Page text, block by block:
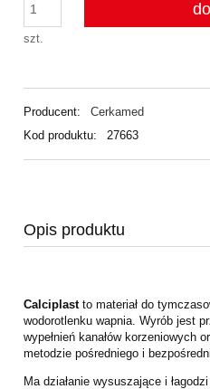
szt.
Producent:
Cerkamed
Kod produktu:
27663
Opis produktu
Calciplast to materiał do
wodorotlenku wapnia. Wyrób jest
wypełnień kanałów korzeniowych
metodzie pośredniego i
Ma działanie wysuszające i